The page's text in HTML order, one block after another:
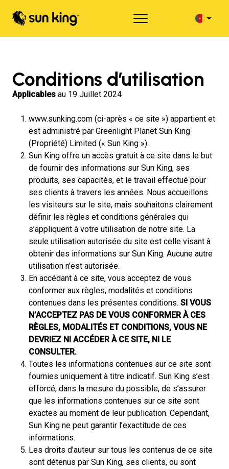
Conditions d’utilisation
Applicables au 19 Juillet 2024
www.sunking.com (ci-après « ce site ») appartient et
est administré par Greenlight Planet Sun King
(Propriété) Limited (« Sun King »).
Sun King offre un accès gratuit à ce site dans le but
de fournir des informations sur Sun King, ses
produits, ses capacités, et le travail effectué pour
ses clients à travers les années. Nous accueillons
les visiteurs sur le site, mais souhaitons clairement
définir les règles et conditions générales qui
s’appliquent à votre utilisation de notre site. La
seule utilisation autorisée du site est celle visant à
obtenir des informations sur Sun King. Aucune autre
utilisation n’est autorisée.
En accédant à ce site, vous acceptez de vous
conformer aux règles, modalités et conditions
contenues dans les présentes conditions. SI VOUS
N’ACCEPTEZ PAS DE VOUS CONFORMER À CES
RÈGLES, MODALITÉS ET CONDITIONS, VOUS NE
DEVRIEZ NI ACCÉDER À CE SITE, NI LE
CONSULTER.
Toutes les informations contenues sur ce site sont
fournies uniquement à titre indicatif. Sun King s’est
efforcé, dans la mesure du possible, de s’assurer
que les informations contenues sur ce site sont
exactes au moment de leur publication. Cependant,
Sun King ne peut garantir l’exactitude de ces
informations.
Les droits d’auteur sur tous les contenus de ce site
sont détenus par Sun King, ses clients, ou sont